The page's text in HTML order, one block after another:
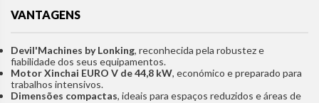
VANTAGENS
Devil'Machines by Lonking, reconhecida pela robustez e
fiabilidade dos seus equipamentos.
Motor Xinchai EURO V de 44,8 kW, económico e preparado para
trabalhos intensivos.
Dimensões compactas, ideais para espaços reduzidos e áreas de